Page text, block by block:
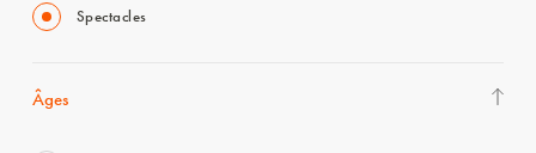
Spectacles
Âges